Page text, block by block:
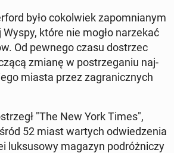
było co­kol­wiek za­po­mnia­nym
które nie mogło na­rze­kać
Od pewnego czasu do­strzec
zmianę w po­strze­ga­niu naj­
miasta przez za­gra­nicz­nych
"The New York Times",
52 miast wartych od­wie­dze­nia
luk­su­so­wy magazyn po­dróż­ni­czy